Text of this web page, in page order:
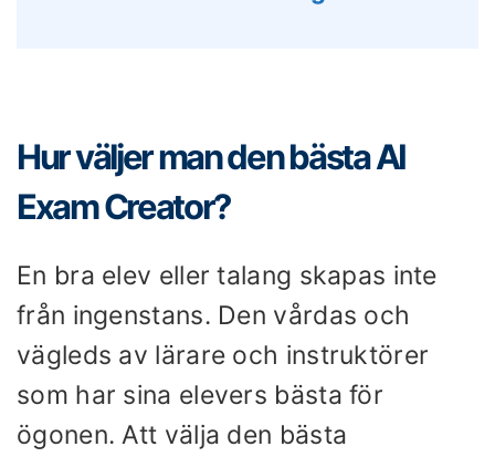
Hur väljer man den bästa AI
Exam Creator?
En bra elev eller talang skapas inte
från ingenstans. Den vårdas och
vägleds av lärare och instruktörer
som har sina elevers bästa för
ögonen. Att välja den bästa